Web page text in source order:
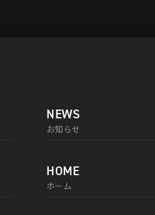
NEWS
お知らせ
HOME
ホーム